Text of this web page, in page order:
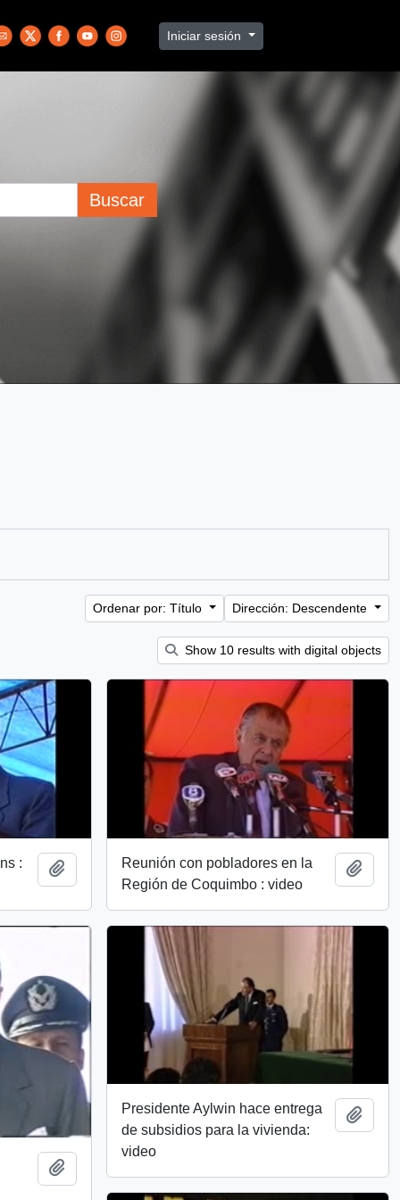
Iniciar sesión
Buscar
Ordenar por: Título Dirección: Descendente
Show 10 results with digital objects
:
Añadir al portapapeles
Reunión con pobladores en la
Región de Coquimbo : video
Añadir al portapapeles
Presidente Aylwin hace entrega
de subsidios para la vivienda:
video